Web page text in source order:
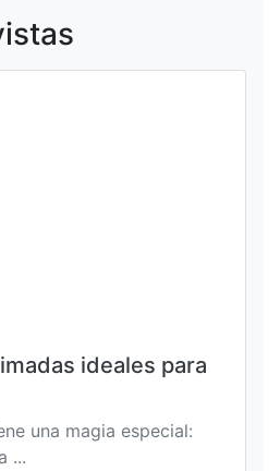
ideales para
una magia especial:
...